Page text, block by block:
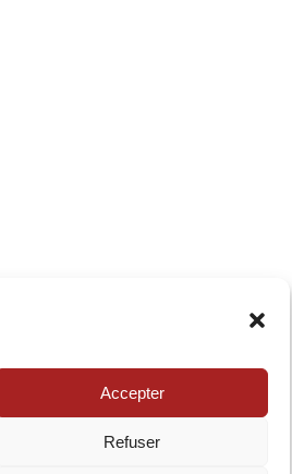
Accepter
Refuser